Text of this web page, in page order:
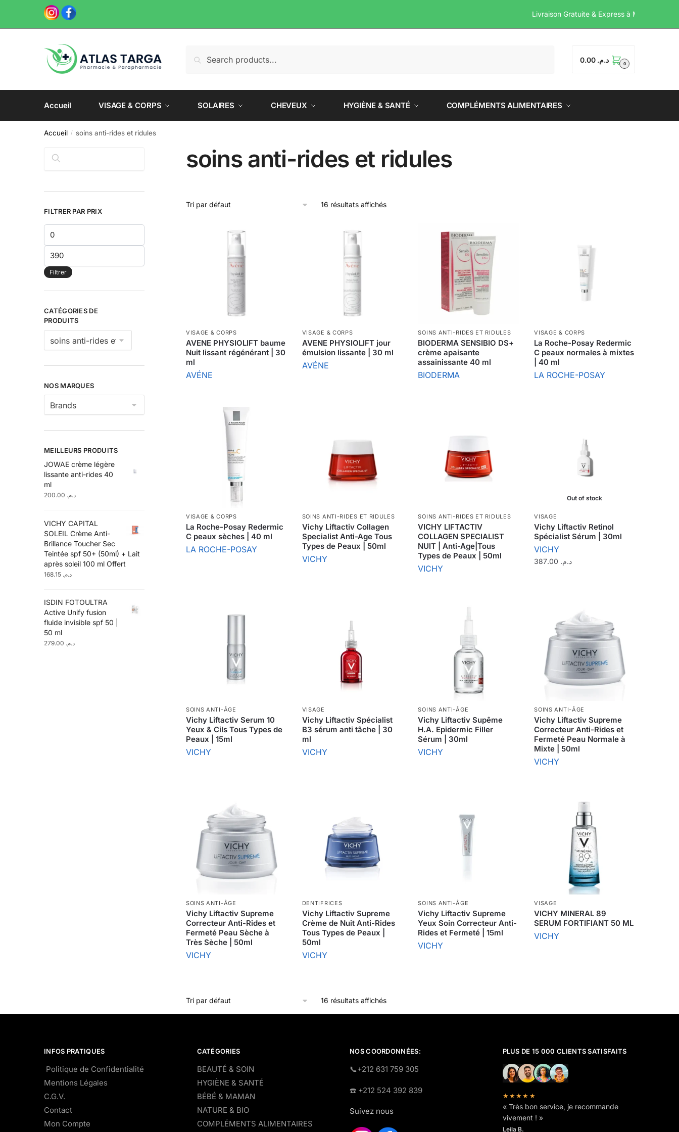
navigation
content
Livraison Gratuite &
pour :
د.م. 0.00 0
Accueil VISAGE & CORPS SOLAIRES CHEVEUX HYGIÈNE & SANTÉ COMPLÉMENTS ALIMENTAIRES
Accueil / soins anti-rides et ridules
soins anti-rides et ridules
16 résultats affichés
VISAGE & CORPS
AVENE PHYSIOLIFT baume
Nuit lissant régénérant | 30
ml
AVÉNE
VISAGE & CORPS
AVENE PHYSIOLIFT jour
émulsion lissante | 30 ml
AVÉNE
SOINS ANTI-RIDES ET RIDULES
BIODERMA SENSIBIO DS+
crème apaisante
assainissante 40 ml
BIODERMA
VISAGE & CORPS
La Roche-Posay Redermic
C peaux normales à mixtes
| 40 ml
LA ROCHE-POSAY
VISAGE & CORPS
La Roche-Posay Redermic
C peaux sèches | 40 ml
LA ROCHE-POSAY
SOINS ANTI-RIDES ET RIDULES
Vichy Liftactiv Collagen
Specialist Anti-Age Tous
Types de Peaux | 50ml
VICHY
SOINS ANTI-RIDES ET RIDULES
VICHY LIFTACTIV
COLLAGEN SPECIALIST
NUIT | Anti-Age|Tous
Types de Peaux | 50ml
VICHY
Out of stock
VISAGE
Vichy Liftactiv Retinol
Spécialist Sérum | 30ml
VICHY
د.م.
SOINS ANTI-ÂGE
Vichy Liftactiv Serum 10
Yeux & Cils Tous Types de
Peaux | 15ml
VICHY
VISAGE
Vichy Liftactiv Spécialist
B3 sérum anti tâche | 30
ml
VICHY
SOINS ANTI-ÂGE
Vichy Liftactiv Supême
H.A. Epidermic Filler
Sérum | 30ml
VICHY
SOINS ANTI-ÂGE
Vichy Liftactiv Supreme
Correcteur Anti-Rides et
Fermeté Peau Normale à
Mixte | 50ml
VICHY
SOINS ANTI-ÂGE
Vichy Liftactiv Supreme
Correcteur Anti-Rides et
Fermeté Peau Sèche à
Très Sèche | 50ml
VICHY
DENTIFRICES
Vichy Liftactiv Supreme
Crème de Nuit Anti-Rides
Tous Types de Peaux |
50ml
VICHY
SOINS ANTI-ÂGE
Vichy Liftactiv Supreme
Yeux Soin Correcteur Anti-
Rides et Fermeté | 15ml
VICHY
VISAGE
VICHY MINERAL 89
SERUM FORTIFIANT 50 ML
VICHY
16 résultats affichés
Rechercher
FILTRER PAR PRIX
Prix
min
Prix
max
Filtrer
CATÉGORIES DE
PRODUITS
NOS MARQUES
MEILLEURS PRODUITS
JOWAE crème légère
lissante anti-rides 40
ml
د.م.
VICHY CAPITAL
SOLEIL Crème Anti-
Brillance Toucher Sec
Teintée spf 50+ (50ml) + Lait
après soleil 100 ml Offert
د.م.
ISDIN FOTOULTRA
Active Unify fusion
fluide invisible spf 50 |
50 ml
د.م.
INFOS PRATIQUES
Politique de Confidentialité
Mentions Légales
C.G.V.
Contact
Mon Compte
CATÉGORIES
BEAUTÉ & SOIN
HYGIÈNE & SANTÉ
BÉBÉ & MAMAN
NATURE & BIO
COMPLÉMENTS ALIMENTAIRES
NOS COORDONNÉES:
​📞+212 631 759 305
☎️​ +212 524 392 839
Suivez nous
PLUS DE 15 000 CLIENTS SATISFAITS
★★★★★
« Très bon service, je recommande
vivement ! »
Leila B.